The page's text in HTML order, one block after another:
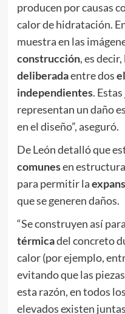
producen por causas
calor de hidratación.
muestra en las
construcción, es decir,
deliberadaentre dos
independientes.
representan un daño
en el diseño”, aseguró.
De León detalló que
comunesen
para permitir la
que se generen daños.
“Se construyen así
térmicadel concreto
calor (por ejemplo,
evitando que las
esta razón, en todos
elevados existen